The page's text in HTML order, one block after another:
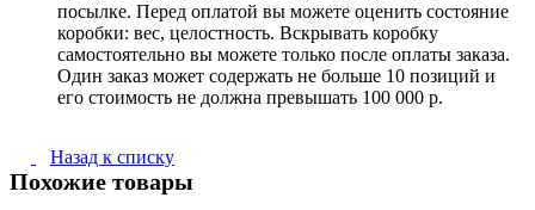
посылке. Перед оплатой вы можете оценить состояние
коробки: вес, целостность. Вскрывать коробку
самостоятельно вы можете только после оплаты заказа.
Один заказ может содержать не больше 10 позиций и
его стоимость не должна превышать 100 000 р.
Назад к списку
Похожие товары